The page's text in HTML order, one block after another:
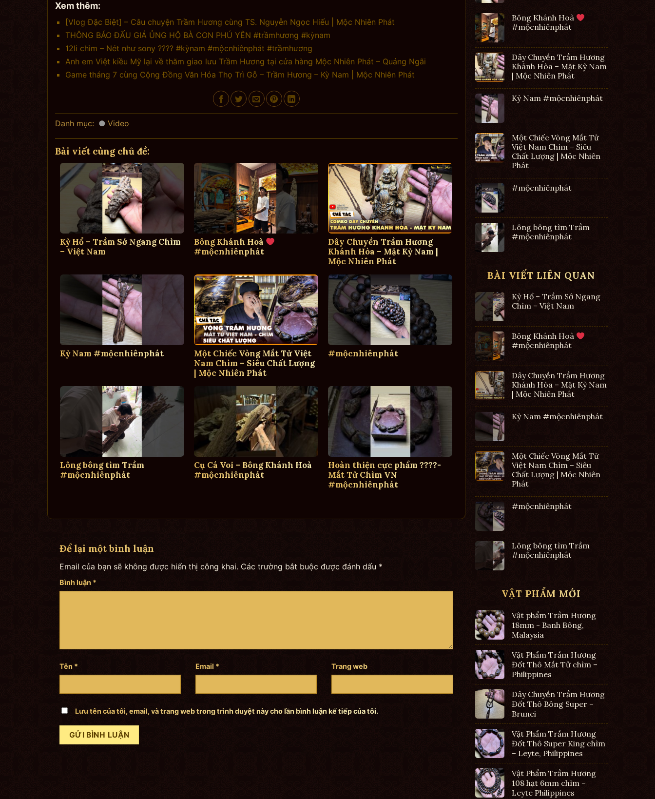
Xem thêm:
[Vlog Đặc Biệt] – Câu chuyện Trầm Hương cùng TS. Nguyễn Ngọc Hiếu | Mộc Nhiên Phát
THÔNG BÁO ĐẤU GIÁ ỦNG HỘ BÀ CON PHÚ YÊN #trầmhương #kỳnam
12li chìm – Nét như sony ???? #kỳnam #mộcnhiênphát #trầmhương
Anh em Việt kiều Mỹ lại về thăm giao lưu Trầm Hương tại cửa hàng Mộc Nhiên Phát – Quảng Ngãi
Game tháng 7 cùng Cộng Đồng Văn Hóa Thọ Trì Gỗ – Trầm Hương – Kỳ Nam | Mộc Nhiên Phát
Danh mục: Video
Bài viết cùng chủ đề:
Kỳ Hổ – Trầm Sớ Ngang Chìm
– Việt Nam
Bông Khánh Hoà
#mộcnhiênphát
Dây Chuyền Trầm Hương
Khánh Hòa – Mặt Kỳ Nam |
Mộc Nhiên Phát
Kỳ Nam #mộcnhiênphát
Một Chiếc Vòng Mắt Tử Việt
Nam Chìm – Siêu Chất Lượng
| Mộc Nhiên Phát
#mộcnhiênphát
Lông bông tìm Trầm
#mộcnhiênphát
Cụ Cá Voi – Bông Khánh Hoà
#mộcnhiênphát
Hoàn thiện cực phẩm ????-
Mắt Tử Chìm VN
#mộcnhiênphát
Để lại một bình luận
Email của bạn sẽ không được hiển thị công khai. Các trường bắt buộc được đánh dấu *
Bình luận *
Tên * Email * Trang web
Lưu tên của tôi, email, và trang web trong trình duyệt này cho lần bình luận kế tiếp của tôi.
Bông Khánh Hoà
#mộcnhiênphát
Dây Chuyền Trầm Hương
Khánh Hòa – Mặt Kỳ Nam
| Mộc Nhiên Phát
Kỳ Nam #mộcnhiênphát
Một Chiếc Vòng Mắt Tử
Việt Nam Chìm – Siêu
Chất Lượng | Mộc Nhiên
Phát
#mộcnhiênphát
Lông bông tìm Trầm
#mộcnhiênphát
BÀI VIẾT LIÊN QUAN
Kỳ Hổ – Trầm Sớ Ngang
Chìm – Việt Nam
Bông Khánh Hoà
#mộcnhiênphát
Dây Chuyền Trầm Hương
Khánh Hòa – Mặt Kỳ Nam
| Mộc Nhiên Phát
Kỳ Nam #mộcnhiênphát
Một Chiếc Vòng Mắt Tử
Việt Nam Chìm – Siêu
Chất Lượng | Mộc Nhiên
Phát
#mộcnhiênphát
Lông bông tìm Trầm
#mộcnhiênphát
VẬT PHẨM MỚI
Vật phẩm Trầm Hương
18mm - Banh Bông,
Malaysia
Vật Phẩm Trầm Hương
Đốt Thô Mắt Tử chìm –
Philippines
Dây Chuyền Trầm Hương
Đốt Thô Bông Super –
Brunei
Vật Phẩm Trầm Hương
Đốt Thô Super King chìm
– Leyte, Philippines
Vật Phẩm Trầm Hương
108 hạt 6mm chìm –
Leyte Philippines